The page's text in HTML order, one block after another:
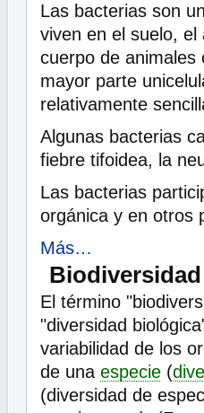
Las bacterias son
viven en el suelo,
cuerpo de animales
mayor parte
relativamente
Algunas bacterias
fiebre tifoidea, la
Las bacterias
orgánica y en otros
Más…
Biodiversidad
El término
"diversidad
variabilidad de los
de una especie (
(diversidad de